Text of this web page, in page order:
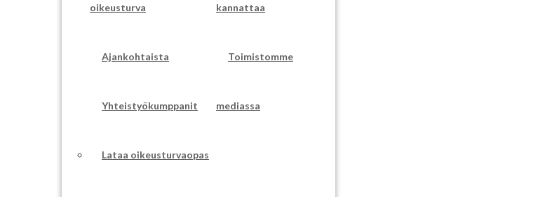
oikeusturva kannattaa
Ajankohtaista Toimistomme
mediassa
Yhteistyökumppanit
Lataa oikeusturvaopas